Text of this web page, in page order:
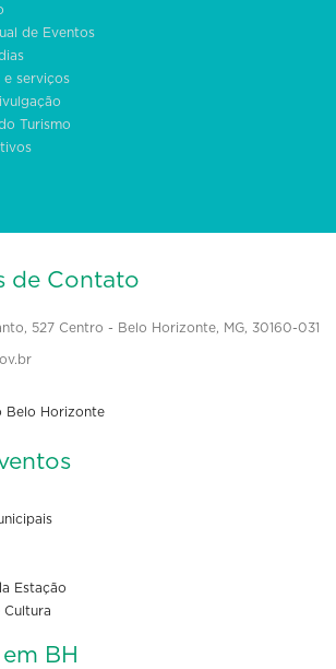
de Eventos
e serviços
Turismo
de Contato
527 Centro - Belo Horizonte, MG, 30160-031
Belo Horizonte
Estação
Cultura
BH